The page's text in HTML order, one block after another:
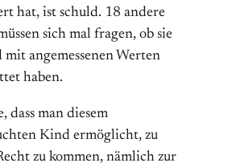
hat, ist schuld. 18 andere
sich mal fragen, ob sie
angemessenen Werten
haben.
dass man diesem
Kind ermöglicht, zu
zu kommen, nämlich zur